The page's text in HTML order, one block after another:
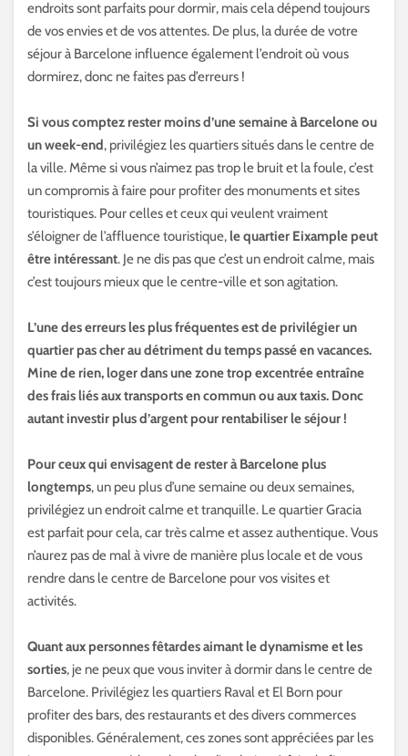
endroits sont parfaits pour dormir, mais cela dépend toujours
de vos envies et de vos attentes. De plus, la durée de votre
séjour à Barcelone influence également l’endroit où vous
dormirez, donc ne faites pas d’erreurs !
Si vous comptez rester moins d’une semaine à Barcelone ou
un week-end, privilégiez les quartiers situés dans le centre de
la ville. Même si vous n’aimez pas trop le bruit et la foule, c’est
un compromis à faire pour profiter des monuments et sites
touristiques. Pour celles et ceux qui veulent vraiment
s’éloigner de l’affluence touristique, le quartier Eixample peut
être intéressant. Je ne dis pas que c’est un endroit calme, mais
c’est toujours mieux que le centre-ville et son agitation.
L’une des erreurs les plus fréquentes est de privilégier un
quartier pas cher au détriment du temps passé en vacances.
Mine de rien, loger dans une zone trop excentrée entraîne
des frais liés aux transports en commun ou aux taxis. Donc
autant investir plus d’argent pour rentabiliser le séjour !
Pour ceux qui envisagent de rester à Barcelone plus
longtemps, un peu plus d’une semaine ou deux semaines,
privilégiez un endroit calme et tranquille. Le quartier Gracia
est parfait pour cela, car très calme et assez authentique. Vous
n’aurez pas de mal à vivre de manière plus locale et de vous
rendre dans le centre de Barcelone pour vos visites et
activités.
Quant aux personnes fêtardes aimant le dynamisme et les
sorties, je ne peux que vous inviter à dormir dans le centre de
Barcelone. Privilégiez les quartiers Raval et El Born pour
profiter des bars, des restaurants et des divers commerces
disponibles. Généralement, ces zones sont appréciées par les